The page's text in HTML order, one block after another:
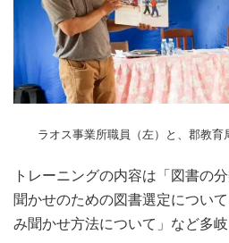
ラオス事業所職員（左）と、郡教育
トレーニングの内容は「図書の
聞かせのための図書選定につい
み聞かせ方法について」など多岐